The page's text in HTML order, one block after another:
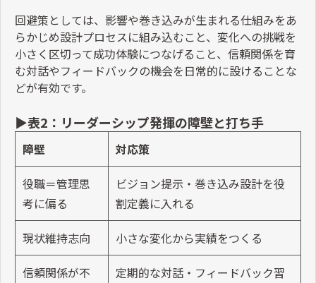
回避策としては、影響や巻き込みが生まれる仕組みをあ
らかじめ設計プロセスに組み込むこと、変化への挑戦を
小さく区切って成功体験につなげること、信頼関係を育
む対話やフィードバックの機会を日常的に設けることな
どが有効です。
▶表2 ：リーダーシップ発揮の障壁と打ち手
障壁 対応策
役職＝管理思
考に偏る
ビジョン提示・巻き込み設計を役
割定義に入れる
現状維持志向 小さな変化から実績をつくる
信頼関係が不
定期的な対話・フィードバック習